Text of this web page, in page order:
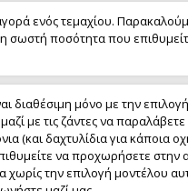
ενός τεμαχίου.
σωστή ποσότητα που
διαθέσιμη μόνο με την
με τις ζάντες να παραλάβετε
(και δαχτυλίδια για κάποια
να προχωρήσετε στην
χωρίς την επιλογή μοντέλου